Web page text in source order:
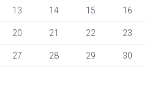
13 14 15 16
20 21 22 23
27 28 29 30